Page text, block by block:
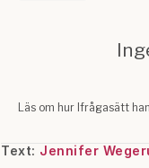
Text: Jennifer